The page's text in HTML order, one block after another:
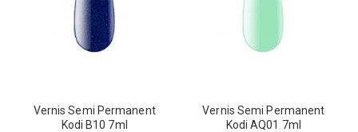
Vernis Semi Permanent
Kodi B10 7ml
Vernis Semi Permanent
Kodi AQ01 7ml